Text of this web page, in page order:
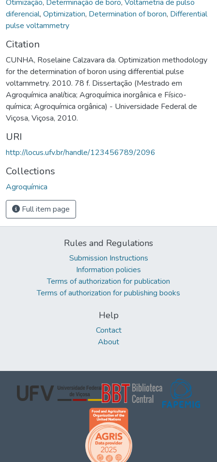
Otimização, Determinação de boro, Voltametria de pulso
diferencial, Optimization, Determination of boron, Differential
pulse voltammetry
Citation
CUNHA, Roselaine Calzavara da. Optimization methodology
for the determination of boron using differential pulse
voltammetry. 2010. 78 f. Dissertação (Mestrado em
Agroquímica analítica; Agroquímica inorgânica e Físico-
química; Agroquímica orgânica) - Universidade Federal de
Viçosa, Viçosa, 2010.
URI
http://locus.ufv.br/handle/123456789/2096
Collections
Agroquímica
Full item page
Rules and Regulations
Submission Instructions
Information policies
Terms of authorization for publication
Terms of authorization for publishing books
Help
Contact
About